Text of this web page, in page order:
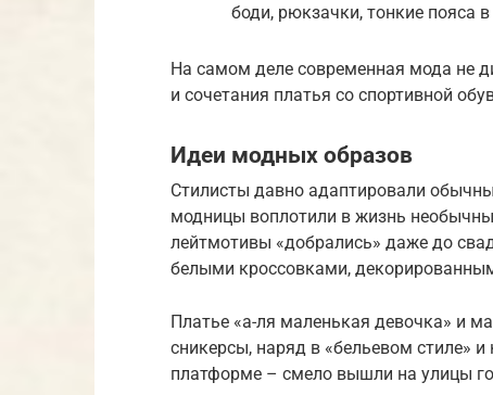
боди, рюкзачки, тонкие пояса
На самом деле современная мода не
и сочетания платья со спортивной
Идеи модных образов
Стилисты давно адаптировали
модницы воплотили в жизнь
лейтмотивы «добрались» даже до
белыми кроссовками,
Платье «а-ля маленькая девочка» и
сникерсы, наряд в «бельевом стиле»
платформе – смело вышли на улицы